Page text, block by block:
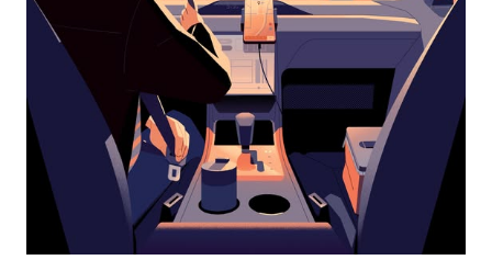
Drücke
die
Escape-
Taste,
den
Kalender
zu
schließen.